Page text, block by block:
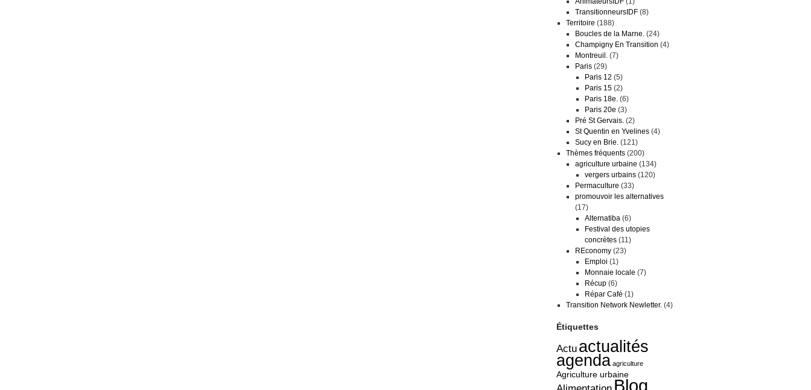
TransitionneursIDF (8)
Territoire (188)
Boucles de la Marne. (24)
Champigny En Transition (4)
Montreuil. (7)
Paris (29)
Paris 12 (5)
Paris 15(2)
Paris 18e.(6)
Paris 20e (3)
Pré St Gervais. (2)
St Quentin en Yvelines (4)
Sucy en Brie. (121)
Thèmes fréquents(200)
agriculture urbaine (134)
vergers urbains(120)
Permaculture (33)
promouvoir les alternatives
(17)
Alternatiba(6)
Festival des utopies
concrètes(11)
REconomy (23)
Emploi (1)
Monnaie locale (7)
Récup(6)
Répar Café (1)
Transition Network Newletter.(4)
Étiquettes
Actu actualités
agenda agriculture
Agriculture urbaine
Blog